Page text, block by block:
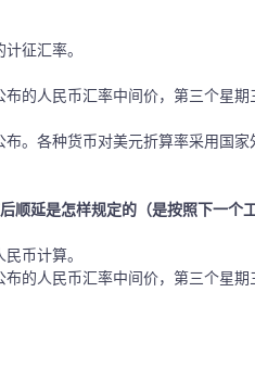
征汇率。
的人民币汇率中间价，第三个星
。各种货币对美元折算率采用国家
顺延是怎样规定的（是按照下一个
币计算。
的人民币汇率中间价，第三个星